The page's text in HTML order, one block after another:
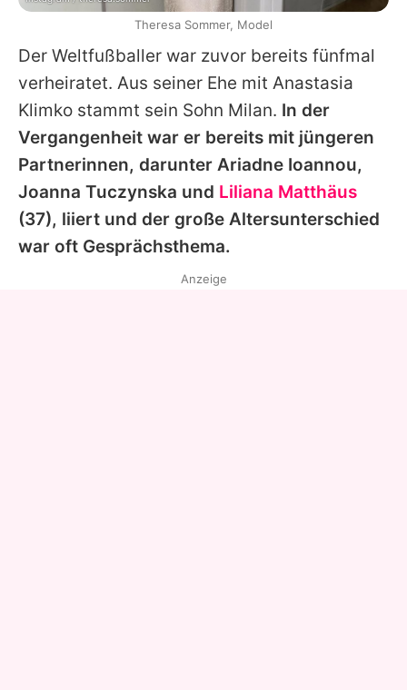
Der Weltfußballer war zuvor bereits fünfmal
verheiratet. Aus seiner Ehe mit Anastasia
Klimko stammt sein Sohn Milan. In der
Vergangenheit war er bereits mit jüngeren
Partnerinnen, darunter Ariadne Ioannou,
Joanna Tuczynska und Liliana Matthäus
(37), liiert und der große Altersunterschied
war oft Gesprächsthema.
Theresa Sommer, Model
Anzeige